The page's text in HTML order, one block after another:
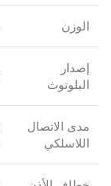
الوزن
إصدار
البلوتوث
مدى الاتصال
اللاسلكي